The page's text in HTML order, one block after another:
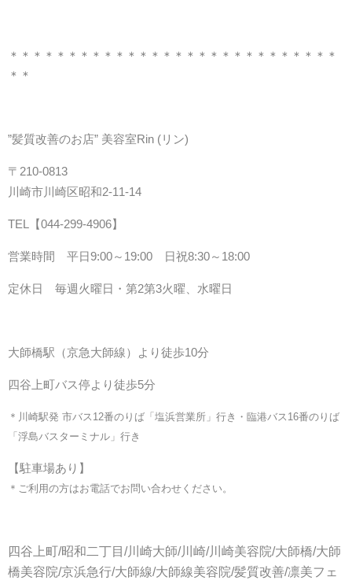
＊＊＊＊＊＊＊＊＊＊＊＊＊＊＊＊＊＊＊＊＊＊＊＊＊＊＊＊
＊＊
”髪質改善のお店” 美容室Rin (リン)
〒210-0813
川崎市川崎区昭和2-11-14
TEL【044-299-4906】
営業時間 平日9:00～19:00 日祝8:30～18:00
定休日 毎週火曜日・第2第3火曜、水曜日
大師橋駅（京急大師線）より徒歩10分
四谷上町バス停より徒歩5分
＊川崎駅発 市バス12番のりば「塩浜営業所」行き・臨港バス16番のりば
「浮島バスターミナル」行き
【駐車場あり】
＊ご利用の方はお電話でお問い合わせください。
四谷上町/昭和二丁目/川崎大師/川崎/川崎美容院/大師橋/大師
橋美容院/京浜急行/大師線/大師線美容院/髪質改善/凛美フェ